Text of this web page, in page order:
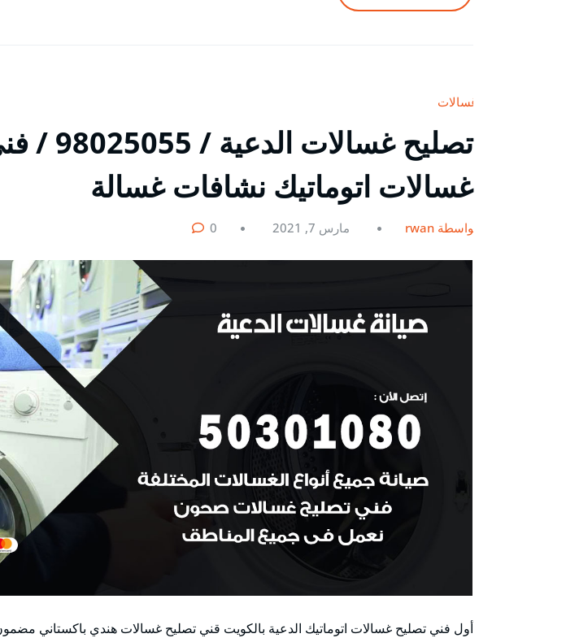
غسالات
تصليح
غسالات اتوماتيك نشافات غسالة
بواسطة rwan مارس 7, 2021 0
أول فني تصليح غسالات اتوماتيك الدعية بالكويت قني تصليح غسالات هندي باكستاني